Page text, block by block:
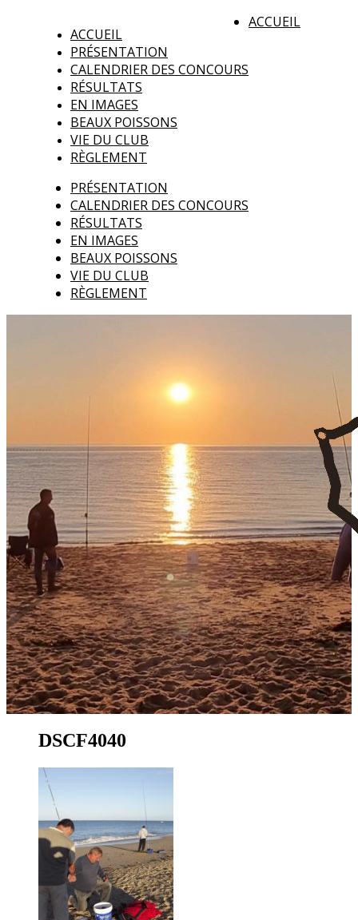
ACCUEIL
PRÉSENTATION
CALENDRIER DES CONCOURS
RÉSULTATS
EN IMAGES
BEAUX POISSONS
VIE DU CLUB
RÈGLEMENT
ACCUEIL
PRÉSENTATION
CALENDRIER DES CONCOURS
RÉSULTATS
EN IMAGES
BEAUX POISSONS
VIE DU CLUB
RÈGLEMENT
Surfcasting – L'île d'Yeu – Association
DSCF4040